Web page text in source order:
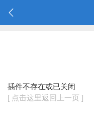
插件不存在或已关闭
[ 点击这里返回上一页 ]